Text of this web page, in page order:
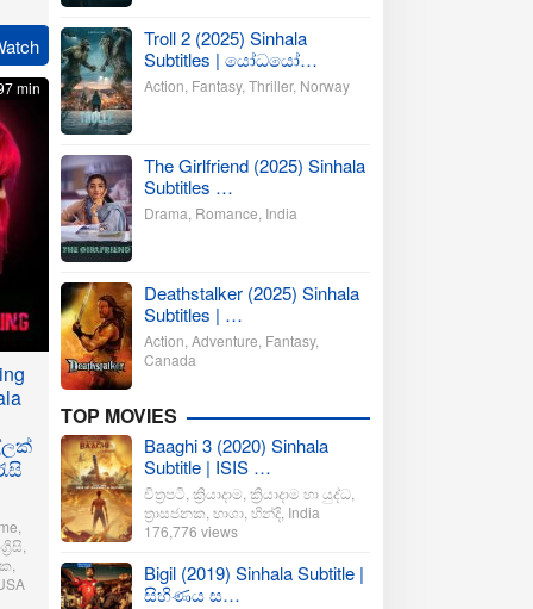
min
Troll 2 (2025) Sinhala
Subtitles | යෝධයෝ…
Action Fantasy, Thriller, Norway
The Girlfriend (2025) Sinhala
Subtitles …
Drama Romance India
Deathstalker (2025) Sinhala
Subtitles | …
Action Adventure Fantasy,
Canada
TOP MOVIES
Baaghi 3 (2020) Sinhala
Subtitle | ISIS …
චිත්‍රපටි ක්‍රියාදාම ක්‍රියාදාම හා යුද්ධ
ත්‍රාසජනක භාශා හින්දි India
176,776 views
Bigil (2019) Sinhala Subtitle |
සිහිණය ස…